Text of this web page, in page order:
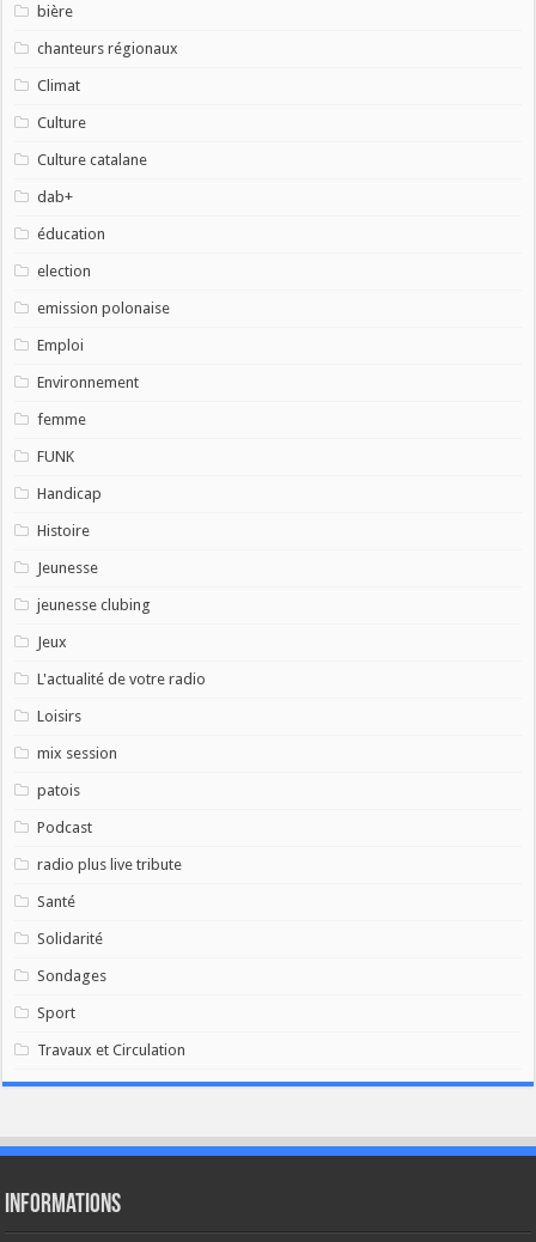
bière
chanteurs régionaux
Climat
Culture
Culture catalane
dab+
éducation
election
emission polonaise
Emploi
Environnement
femme
FUNK
Handicap
Histoire
Jeunesse
jeunesse clubing
Jeux
L'actualité de votre radio
Loisirs
mix session
patois
Podcast
radio plus live tribute
Santé
Solidarité
Sondages
Sport
Travaux et Circulation
Informations